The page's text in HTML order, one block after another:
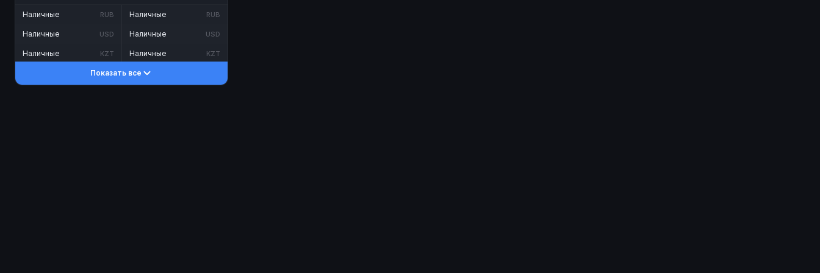
Наличные RUB
Наличные USD
Наличные KZT
Наличные RUB
Наличные USD
Наличные KZT
Показать все